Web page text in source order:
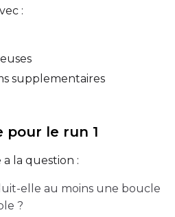
:
supplementaires
le run 1
la question :
elle au moins une boucle
?